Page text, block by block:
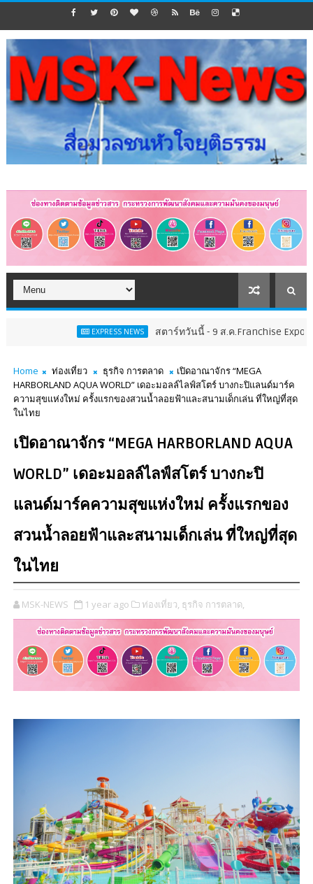
สตาร์ทวันนี้ - 9 ส.ค.Franchise Expo Thailand &
Home ท่องเที่ยว ธุรกิจ การตลาด
เปิดอาณาจักร “MEGA
HARBORLAND AQUA WORLD” เดอะมอลล์ไลฟ์สโตร์ บางกะปิแลนด์มาร์ค
ความสุขแห่งใหม่ ครั้งแรกของสวนน้ำลอยฟ้าและสนามเด็กเล่น ที่ใหญ่ที่สุด
ในไทย
เปิดอาณาจักร “MEGA HARBORLAND AQUA
WORLD” เดอะมอลล์ไลฟ์สโตร์ บางกะปิ
แลนด์มาร์คความสุขแห่งใหม่ ครั้งแรกของ
สวนน้ำลอยฟ้าและสนามเด็กเล่น ที่ใหญ่ที่สุด
ในไทย
MSK-NEWS 1 year ago ท่องเที่ยว, ธุรกิจ การตลาด,